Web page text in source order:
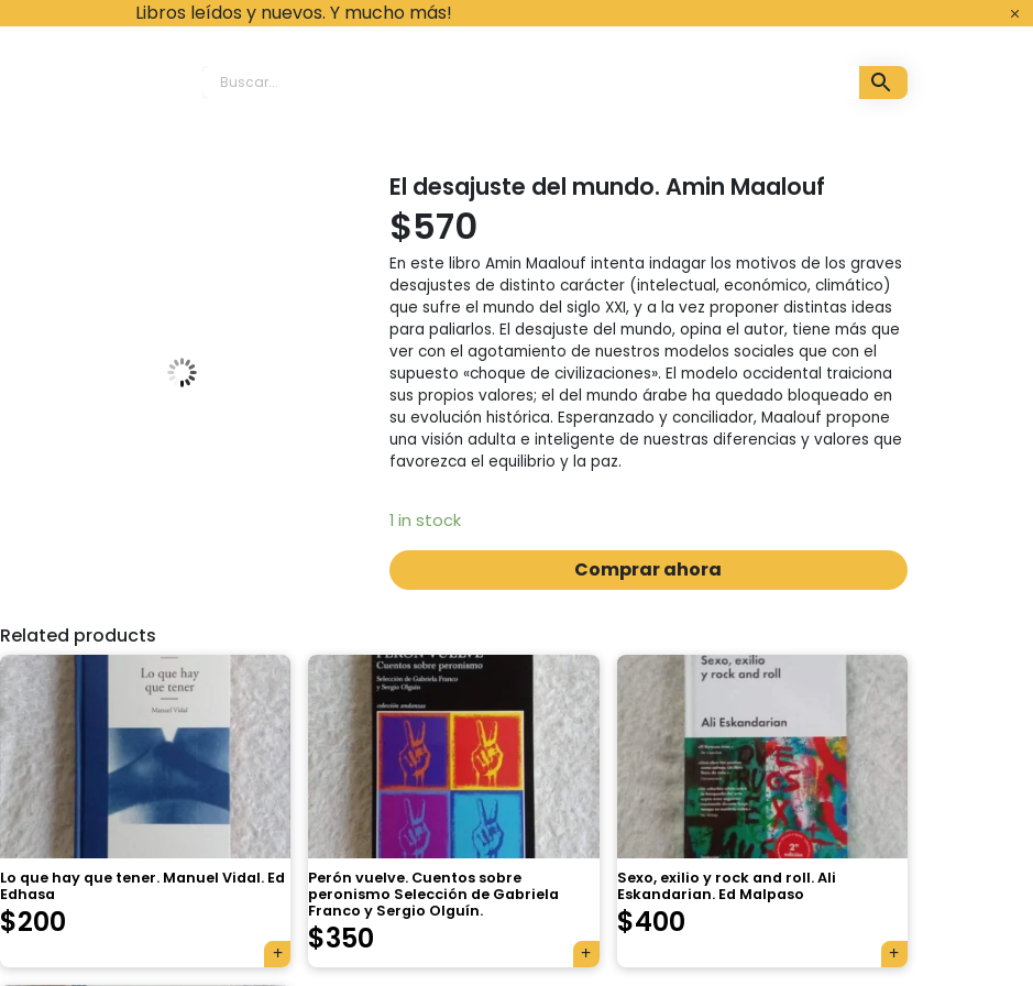
Libros leídos y nuevos. Y mucho más!
El desajuste del mundo. Amin Maalouf
$570
En este libro Amin Maalouf intenta indagar los motivos de los graves
desajustes de distinto carácter (intelectual, económico, climático)
que sufre el mundo del siglo XXI, y a la vez proponer distintas ideas
para paliarlos. El desajuste del mundo, opina el autor, tiene más que
ver con el agotamiento de nuestros modelos sociales que con el
supuesto «choque de civilizaciones». El modelo occidental traiciona
sus propios valores; el del mundo árabe ha quedado bloqueado en
su evolución histórica. Esperanzado y conciliador, Maalouf propone
una visión adulta e inteligente de nuestras diferencias y valores que
favorezca el equilibrio y la paz.
1 in stock
Comprar ahora
Related products
Lo que hay que tener. Manuel Vidal. Ed
Edhasa
$200
Perón vuelve. Cuentos sobre
peronismo Selección de Gabriela
Franco y Sergio Olguín.
$350
Sexo, exilio y rock and roll. Ali
Eskandarian. Ed Malpaso
$400